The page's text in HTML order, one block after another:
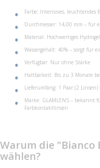
Farbe: Intensives, leuchtendes
Durchmesser: 14,00 mm – für
Material: Hochwertiges
Wassergehalt: 40% – sorgt für
Verfügbar: Nur ohne Stärke
Haltbarkeit: Bis zu 3 Monate
Lieferumfang: 1 Paar (2
Marke: GLAMLENS –
Farbkontaktlinsen
Warum die
wählen?